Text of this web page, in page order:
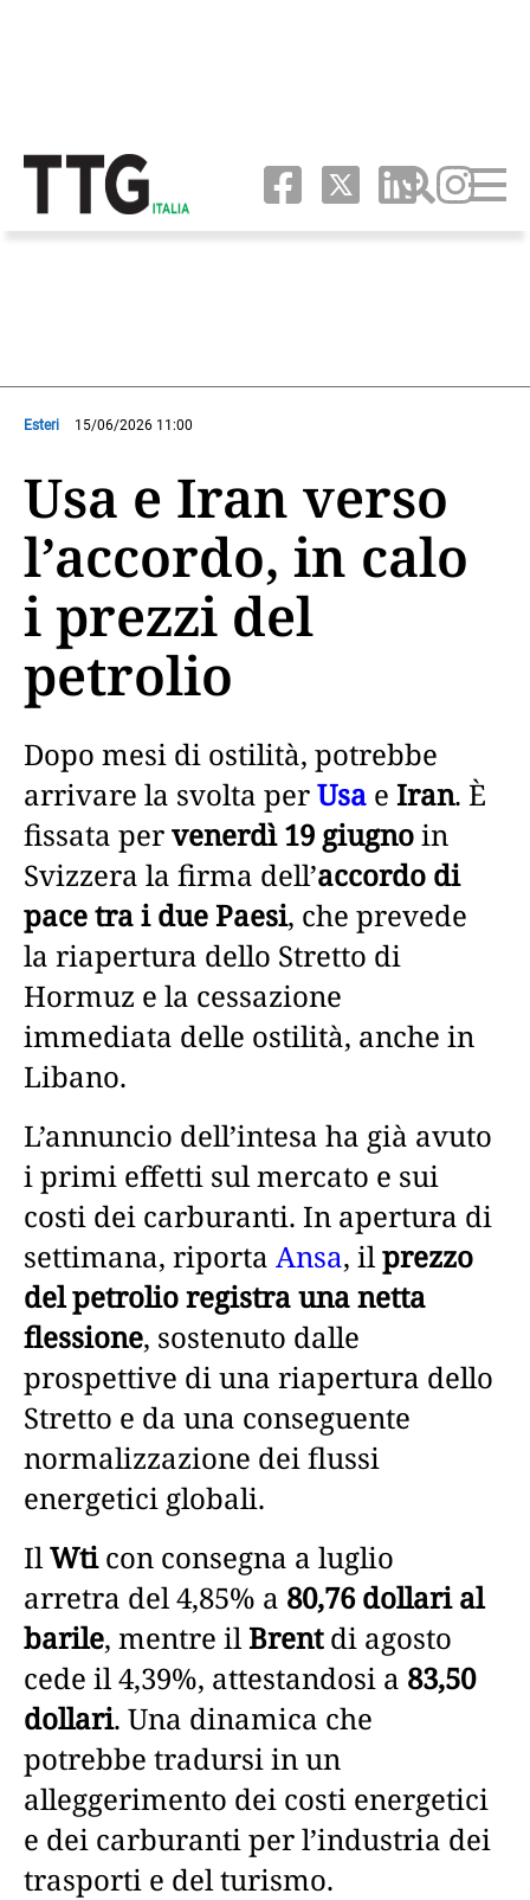
Esteri 15/06/2026 11:00
Usa e Iran verso
l’accordo, in calo
i prezzi del
petrolio
Dopo mesi di ostilità, potrebbe
arrivare la svolta perUsa e Iran. È
fissata pervenerdì 19 giugnoin
Svizzera la firma dell’accordo di
pace tra i due Paesi, che prevede
la riapertura dello Stretto di
Hormuz e la cessazione
immediata delle ostilità, anche in
Libano.
L’annuncio dell’intesa ha già avuto
i primi effetti sul mercato e sui
costi dei carburanti. In apertura di
settimana, riporta Ansa, ilprezzo
del petrolio registra una netta
flessione, sostenuto dalle
prospettive di una riapertura dello
Stretto e da una conseguente
normalizzazione dei flussi
energetici globali.
IlWticon consegna a luglio
arretra del 4,85% a 80,76 dollari al
barile, mentre ilBrentdi agosto
cede il 4,39%, attestandosi a 83,50
dollari. Una dinamica che
potrebbe tradursi in un
alleggerimento dei costi energetici
e dei carburanti per l’industria dei
trasporti e del turismo.